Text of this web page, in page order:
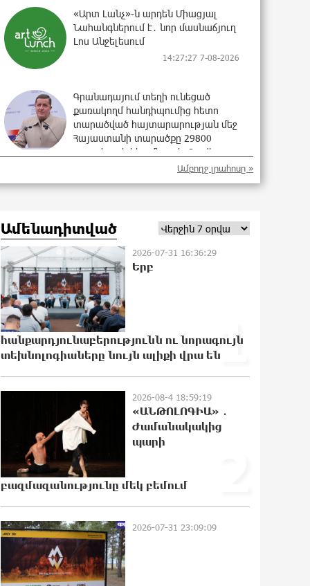
«Արտ Լանչ»-ն արդեն Միացյալ
Նահանգներում է․ նոր մասնաճյուղ
Լոս Անջելեսում
14:27:27 7-08-2026
Գրանադայում տեղի ունեցած
քառակողմ հանդիպումից հետո
տարածված հայտարարության մեջ
Հայաստանի տարածքը 29800
քառակուսի կիլոմետր է. Դավիթ
12:10:00 7-08-2026
Հայ Առաքելական Սուրբ Եկեղեցու
Բարձր տեխնոլոգիաները
զարգանում են
հանքարդյունաբերության
շնորհիվ․ ԶՊՄԿ
11:40:28 7-08-2026
Ucom-ի աջակցությամբ
ներկայացվեց «Մտապահիր
կենդանիներին» կրթական խաղը
11:19:23 7-08-2026
Այսօր ժամը 15:00 ից «Ուժեղ
Հայաստան»-ի պատգամավորները
11:13:29 7-08-2026
Այսօր ամոթի օր է, այսօր
Էջմիածնում դատում են Ամենայն
Ամբողջ լրահոսը »
Ամենադիտված
1
2026-07-31 16:36:29
Երբ
հանքարդյունաբերությունն ու նորագույն
տեխնոլոգիաները նույն ալիքի վրա են
2026-08-4 18:59:19
«ԱՆԹՈԼՈԳԻԱ» ․
Ժամանակակից
պարի
բազմազանությունը մեկ բեմում
2026-07-31 23:09:09